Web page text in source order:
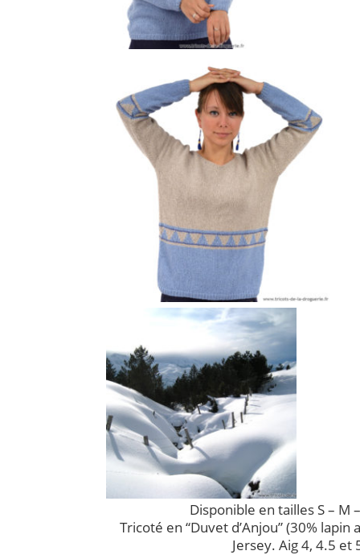
Disponible en tailles S – M
Tricoté en “Duvet d’Anjou” (30% lapin
Jersey. Aig 4, 4.5 et